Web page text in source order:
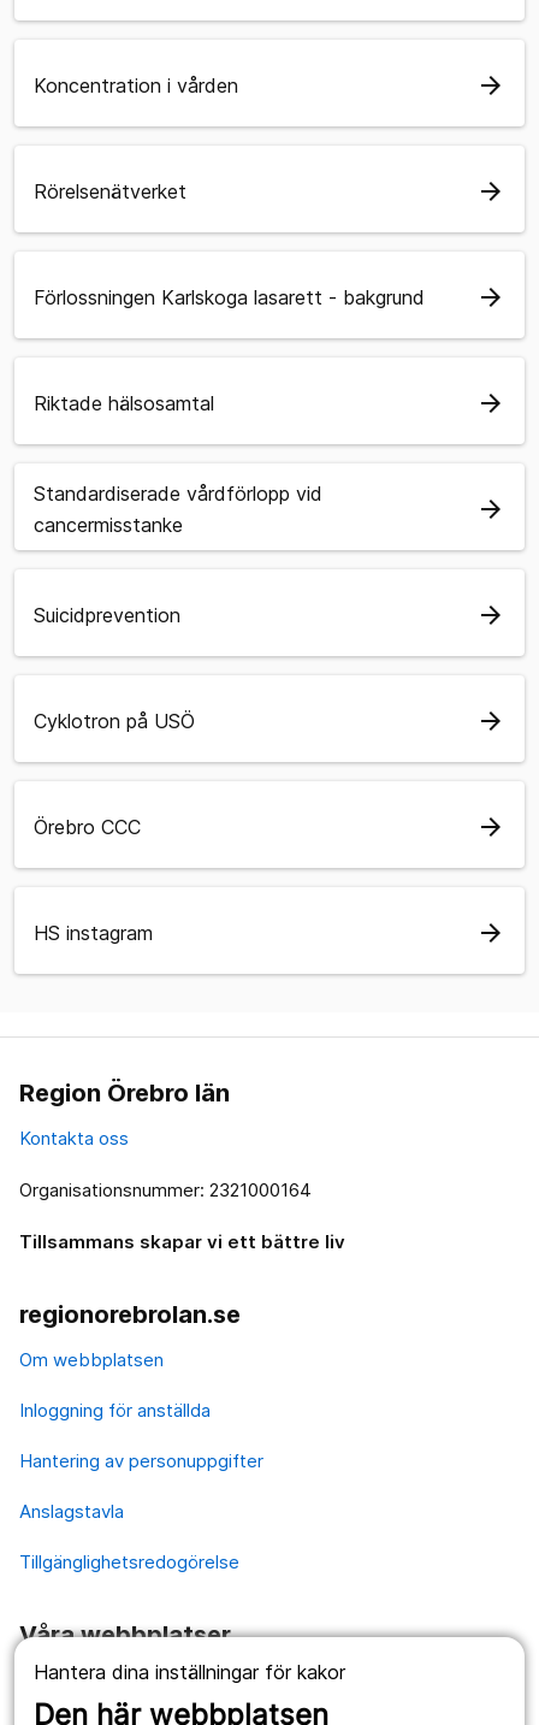
Hantera dina inställningar för kakor
Den här webbplatsen
Koncentration i vården arrow_forward
Rörelsenätverket arrow_forward
Förlossningen Karlskoga lasarett - bakgrund arrow_forward
Riktade hälsosamtal arrow_forward
Standardiserade vårdförlopp vid
cancermisstanke
arrow_forward
Suicidprevention arrow_forward
Cyklotron på USÖ arrow_forward
Örebro CCC arrow_forward
HS instagram arrow_forward
Region Örebro län
Kontakta oss
Organisationsnummer: 2321000164
Tillsammans skapar vi ett bättre liv
regionorebrolan.se
Om webbplatsen
Inloggning för anställda
Hantering av personuppgifter
Anslagstavla
Tillgänglighetsredogörelse
Våra webbplatser
1177.se